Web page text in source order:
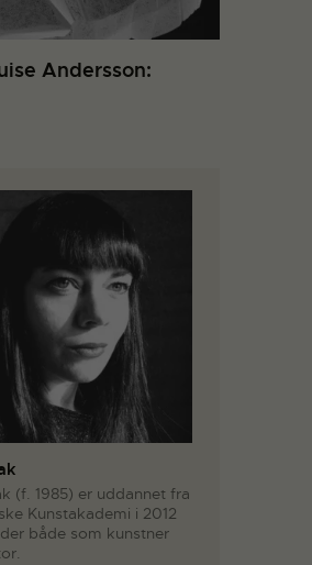
Andersson:
(f. 1985) er uddannet fra
Kunstakademi i 2012
både som kunstner